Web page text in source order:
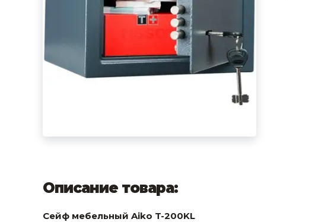
Строительное оборудование
Садовая техника, оснастка и принадлежности
Сварочное оборудование и материалы
Средства индивидуальной защиты и спецодежда
Дистилляторы
Описание товара:
Сейф мебельный Aiko T-200KL